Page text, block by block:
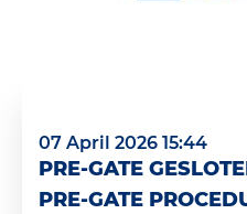
07 April 2026 15:44
PRE-GATE
PRE-GATE